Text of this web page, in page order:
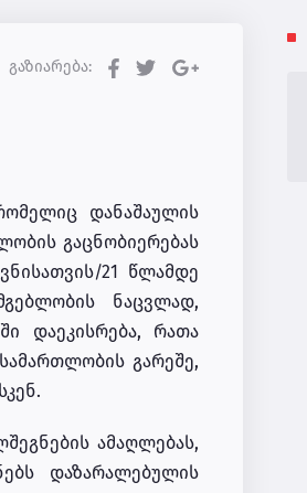
გაზიარება:
დანაშაულის
გაცნობიერებას
21 წლამდე
ნაცვლად,
დაეკისრება, რათა
გარეშე,
ამაღლებას,
დაზარალებულის